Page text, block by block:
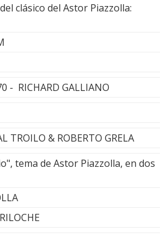
clásico del Astor Piazzolla:
- RICHARD GALLIANO
TROILO & ROBERTO GRELA
tema de Astor Piazzolla, en dos